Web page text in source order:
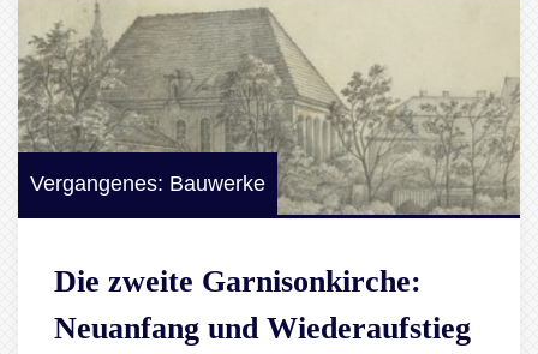
Vergangenes: Bauwerke
Die zweite Garnisonkirche:
Neuanfang und Wiederaufstieg